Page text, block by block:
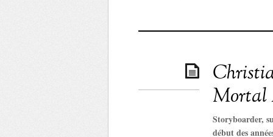
Mortal
Storyboarder,
début des